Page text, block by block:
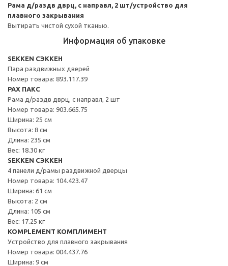
Рама д/раздв дврц, с направл, 2 шт/устройство для
плавного закрывания
Вытирать чистой сухой тканью.
Информация об упаковке
SEKKEN СЭККЕН
Пара раздвижных дверей
Номер товара: 893.117.39
PAX ПАКС
Рама д/раздв дврц, с направл, 2 шт
Номер товара: 903.665.75
Ширина: 25 см
Высота: 8 см
Длина: 235 см
Вес: 18.30 кг
SEKKEN СЭККЕН
4 панели д/рамы раздвижной дверцы
Номер товара: 104.423.47
Ширина: 61 см
Высота: 2 см
Длина: 105 см
Вес: 17.25 кг
KOMPLEMENT КОМПЛИМЕНТ
Устройство для плавного закрывания
Номер товара: 004.437.76
Ширина: 9 см